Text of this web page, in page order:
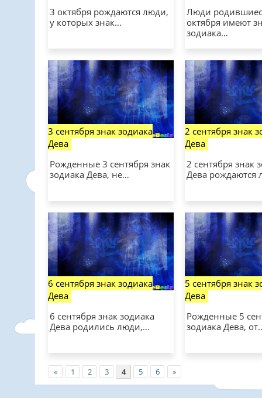
3 октября рождаются люди,
у которых знак…
Люди
октября имеют
зодиака…
3 сентября знак зодиака
Дева
Рожденные 3 сентября знак
зодиака Дева, не…
2 сентября знак
Дева
2 сентября знак
Дева рождаются
6 сентября знак зодиака
Дева
6 сентября знак зодиака
Дева родились люди,…
5 сентября знак
Дева
Рожденные 5
зодиака Дева,
« 1 2 3 4 5 6 »